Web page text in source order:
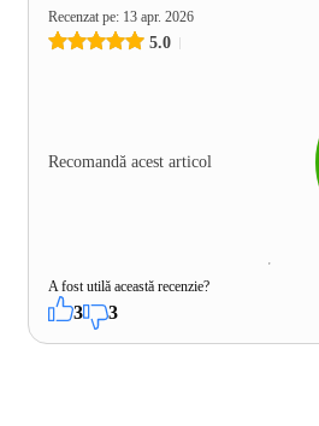
Recenzat pe: 13 apr. 2026
5.0
Recomandă acest articol
A fost utilă această recenzie?
3 3